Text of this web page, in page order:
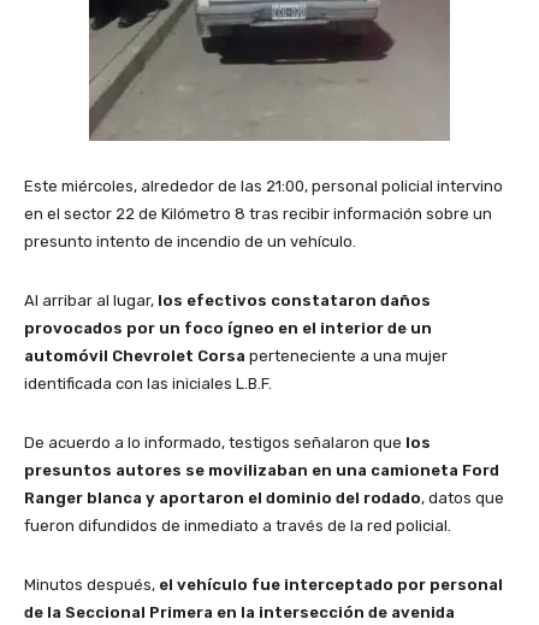
Este miércoles, alrededor de las 21:00, personal policial intervino
en el sector 22 de Kilómetro 8 tras recibir información sobre un
presunto intento de incendio de un vehículo.
Al arribar al lugar, los efectivos constataron daños
provocados por un foco ígneo en el interior de un
automóvil Chevrolet Corsa perteneciente a una mujer
identificada con las iniciales L.B.F.
De acuerdo a lo informado, testigos señalaron que los
presuntos autores se movilizaban en una camioneta Ford
Ranger blanca y aportaron el dominio del rodado, datos que
fueron difundidos de inmediato a través de la red policial.
Minutos después, el vehículo fue interceptado por personal
de la Seccional Primera en la intersección de avenida